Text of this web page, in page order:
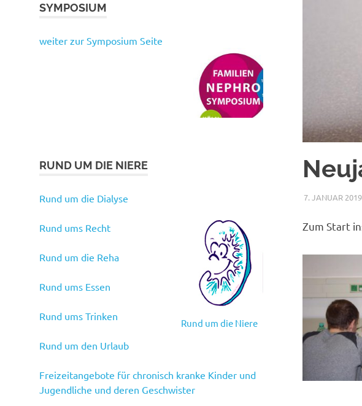
7. JANUAR 2019
Zum Start
SYMPOSIUM
weiter zur Symposium Seite
RUND UM DIE NIERE
Rund um die Dialyse
Rund um die Niere
Rund ums Recht
Rund um die Reha
Rund ums Essen
Rund ums Trinken
Rund um den Urlaub
Freizeitangebote für chronisch kranke Kinder und
Jugendliche und deren Geschwister